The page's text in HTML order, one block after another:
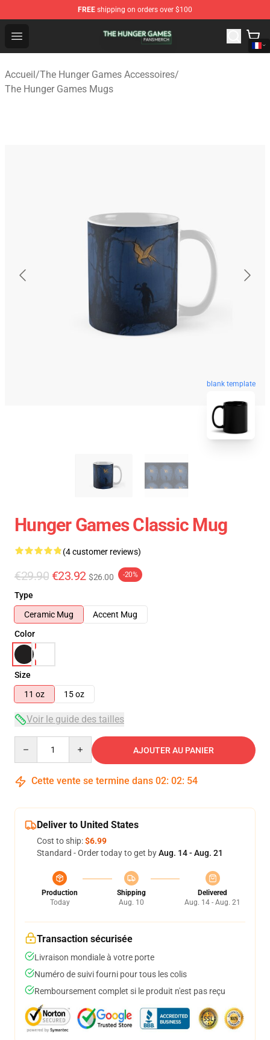
FREE shipping on orders over $100
Open menu
The Hunger Games Shop - Official The Hunger Games
Accueil/The Hunger Games Accessoires/
The Hunger Games Mugs
blank template
Hunger Games Classic Mug
(4 customer reviews)
€29.90 €23.92 $26.00 -20%
Type
Ceramic Mug
Accent Mug
Color
Size
11 oz
15 oz
Voir le guide des tailles
AJOUTER AU PANIER
Cette vente se termine dans 02: 02: 54
Deliver to United States
Cost to ship:$6.99
Standard - Order today to get byAug. 14 - Aug. 21
Production
Today
Shipping
Aug. 10
Delivered
Aug. 14 - Aug. 21
Transaction sécurisée
Livraison mondiale à votre porte
Numéro de suivi fourni pour tous les colis
Remboursement complet si le produit n'est pas reçu